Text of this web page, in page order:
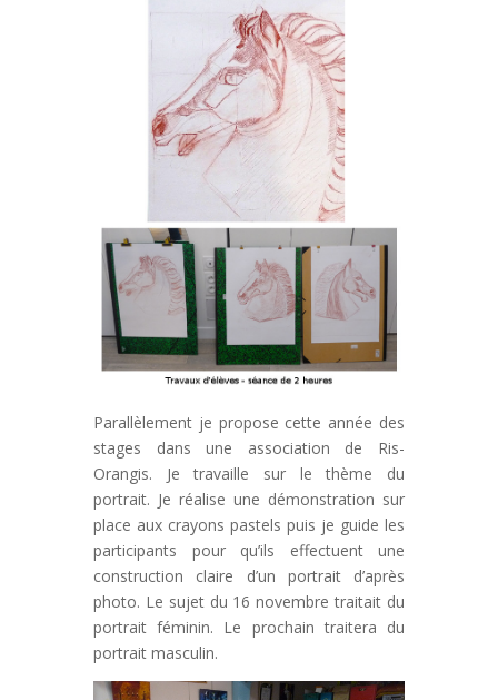
Parallèlement je propose cette année des
stages dans une association de Ris-
Orangis. Je travaille sur le thème du
portrait. Je réalise une démonstration sur
place aux crayons pastels puis je guide les
participants pour qu’ils effectuent une
construction claire d’un portrait d’après
photo. Le sujet du 16 novembre traitait du
portrait féminin. Le prochain traitera du
portrait masculin.